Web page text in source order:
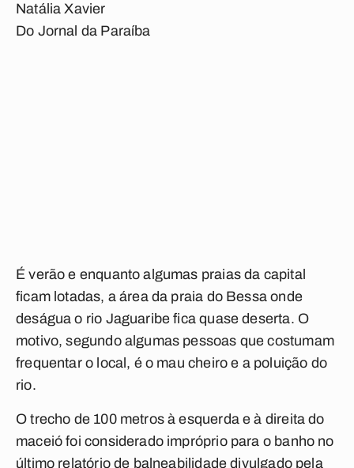
Natália Xavier
Do Jornal da Paraíba
É verão e enquanto algumas praias da capital
ficam lotadas, a área da praia do Bessa onde
deságua o rio Jaguaribe fica quase deserta. O
motivo, segundo algumas pessoas que costumam
frequentar o local, é o mau cheiro e a poluição do
rio.
O trecho de 100 metros à esquerda e à direita do
maceió foi considerado impróprio para o banho no
último relatório de balneabilidade divulgado pela